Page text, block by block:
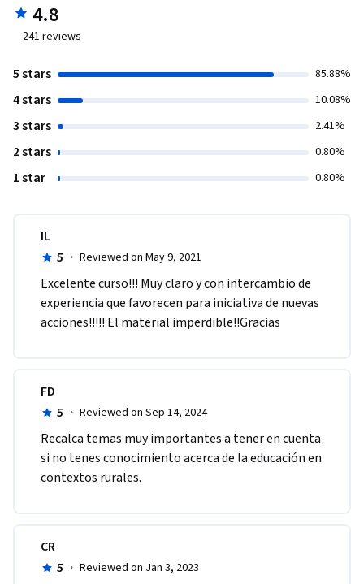
4.8
241 reviews
5 stars 85.88%
4 stars 10.08%
3 stars 2.41%
2 stars 0.80%
1 star 0.80%
IL
5 · Reviewed on May 9, 2021
Excelente curso!!! Muy claro y con intercambio de
experiencia que favorecen para iniciativa de nuevas
acciones!!!!! El material imperdible!!Gracias
FD
5 · Reviewed on Sep 14, 2024
Recalca temas muy importantes a tener en cuenta
si no tenes conocimiento acerca de la educación en
contextos rurales.
CR
5 · Reviewed on Jan 3, 2023